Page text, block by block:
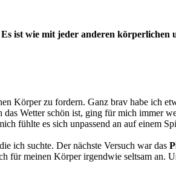
Es ist wie mit jeder anderen körperlichen
Körper zu fordern. Ganz brav habe ich
Wetter schön ist, ging für mich immer
fühlte es sich unpassend an auf einem
ich suchte. Der nächste Versuch war das
für meinen Körper irgendwie seltsam an.